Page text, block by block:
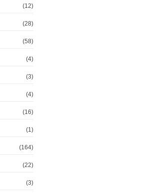
(12)
(28)
(58)
(4)
(3)
(4)
(16)
(1)
(164)
(22)
(3)